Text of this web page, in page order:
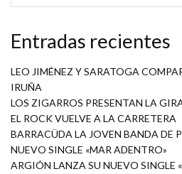
Entradas recientes
LEO JIMÉNEZ Y SARATOGA
IRUÑA
LOS ZIGARROS PRESENTAN LA
EL ROCK VUELVE A LA CARRETERA
BARRACÜDA LA JOVEN BANDA DE
NUEVO SINGLE «MAR ADENTRO»
ARGIÓN LANZA SU NUEVO SINGLE